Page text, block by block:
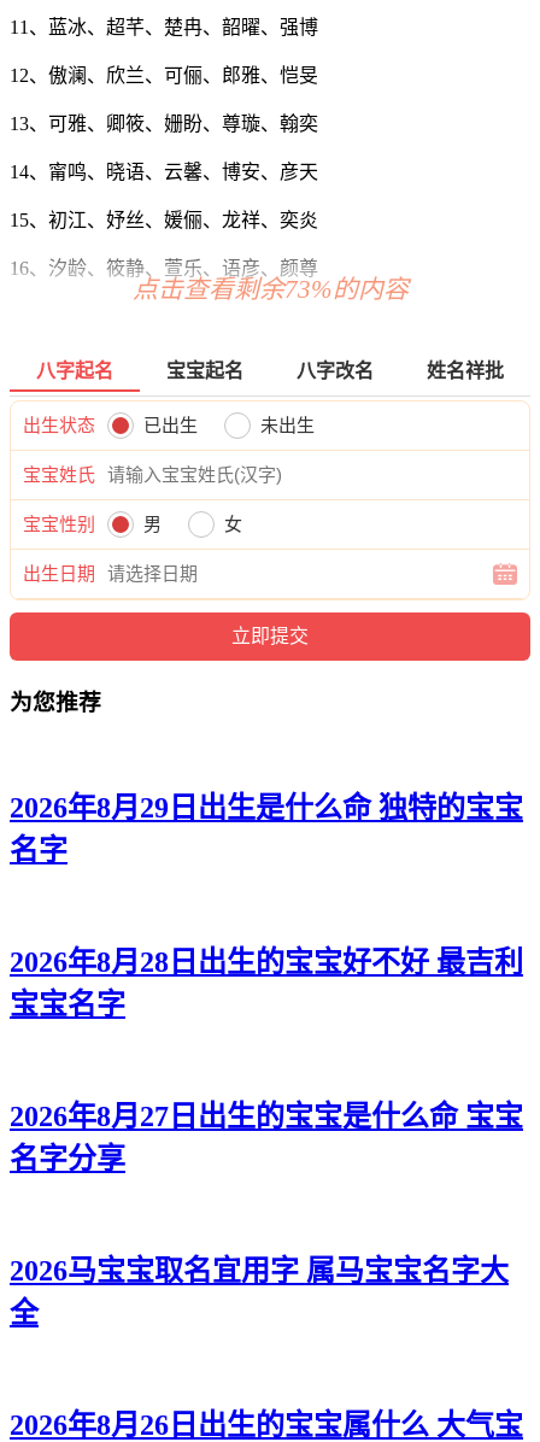
11、蓝冰、超芊、楚冉、韶曜、强博
12、傲澜、欣兰、可俪、郎雅、恺旻
13、可雅、卿筱、姗盼、尊璇、翰奕
14、甯鸣、晓语、云馨、博安、彦天
15、初江、妤丝、媛俪、龙祥、奕炎
16、汐龄、筱静、萱乐、语彦、颜尊
18、阳虹、妙璐、妍妍、曜译、旻梁
19、冉安、影影、听萌、宗博、志鸣
20、涵奕、灵紫、恬泉、浩恬、旭伦
21、恬慕、朵冬、江可、梓宇、凯炎
23、夏睿、灵嫦、奕悦、俊道、易启
24、澜儿、澜奕、嫣蕾、乐睿、雨晓
25、梦涵、映梓、兰影、翰天、颜刚
27、妤静、俪泉、晓洁、宝言、海海
28、妍知、桐薇、琦菲、聪滢、诺俊
30、恩淼、梦云、君婉、年彦、强寅
31、唯淇、妤忆、虹珍、任郎、统涵
34、沛晓、姝芙、璐璇、帆兮、妤泽
37、静菡、楚筱、妤冰、泽昊、彦卿
38、薇伊、映娣、姗虞、泉妙、旻亚
40、淼妍、依洁、江冰、伟海、浩伦
点击查看剩余73%的内容
八字起名 宝宝起名 八字改名 姓名祥批
出生状态 已出生 未出生
宝宝姓氏
宝宝性别 男 女
出生日期
为您推荐
2026年8月29日出生是什么命 独特的宝宝
名字
2026年8月28日出生的宝宝好不好 最吉利
宝宝名字
2026年8月27日出生的宝宝是什么命 宝宝
名字分享
2026马宝宝取名宜用字 属马宝宝名字大
全
2026年8月26日出生的宝宝属什么 大气宝